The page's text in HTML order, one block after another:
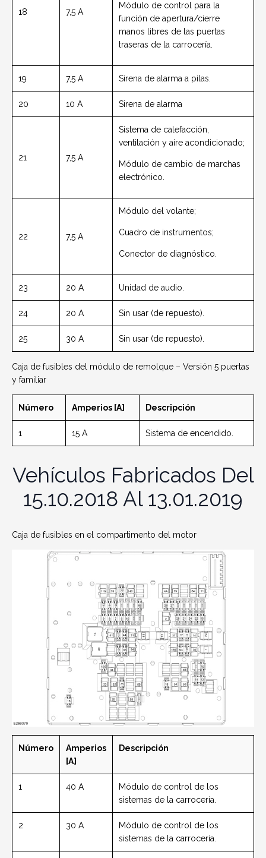
18 7,5 A
Módulo de control para la
función de apertura/cierre
manos libres de las puertas
traseras de la carrocería.
19 7,5 A Sirena de alarma a pilas.
20 10 A Sirena de alarma
21 7,5 A
Sistema de calefacción,
ventilación y aire acondicionado;
Módulo de cambio de marchas
electrónico.
22 7,5 A
Módulo del volante;
Cuadro de instrumentos;
Conector de diagnóstico.
23 20 A Unidad de audio.
24 20 A Sin usar (de repuesto).
25 30 A Sin usar (de repuesto).
Caja de fusibles del módulo de remolque – Versión 5 puertas
y familiar
Número Amperios [A] Descripción
1 15 A Sistema de encendido.
Vehículos Fabricados Del
15.10.2018 Al 13.01.2019
Caja de fusibles en el compartimento del motor
Número
Amperios
[A]
Descripción
1 40 A
Módulo de control de los
sistemas de la carrocería.
2 30 A
Módulo de control de los
sistemas de la carrocería.